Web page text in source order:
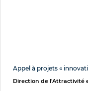
Appel à projets «
Direction de l'Attractivité